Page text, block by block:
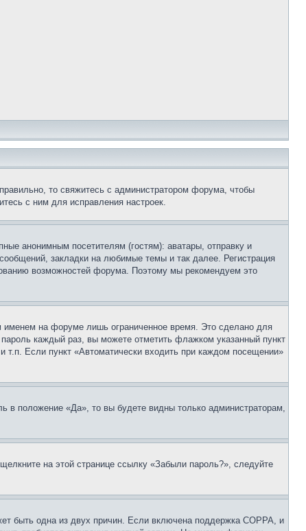
то свяжитесь с администратором форума, чтобы
с ним для исправления настроек.
анонимным посетителям (гостям): аватары, отправку и
закладки на любимые темы и так далее. Регистрация
возможностей форума. Поэтому мы рекомендуем это
именем на форуме лишь ограниченное время. Это сделано для
каждый раз, вы можете отметить флажком указанный пункт
Если пункт «Автоматически входить при каждом посещении»
в положение «Да», то вы будете видны только администраторам,
на этой странице ссылку «Забыли пароль?», следуйте
быть одна из двух причин. Если включена поддержка COPPA, и